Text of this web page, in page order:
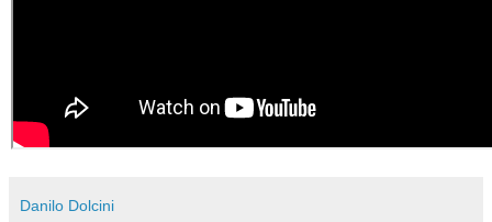
Danilo Dolcini